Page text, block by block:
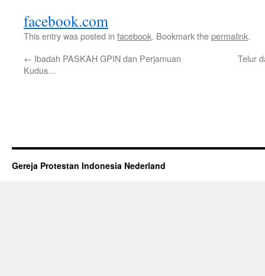
facebook.com
This entry was posted in facebook. Bookmark thepermalink.
← Ibadah PASKAH GPIN dan Perjamuan
Kudus…
Telur
Gereja Protestan Indonesia Nederland